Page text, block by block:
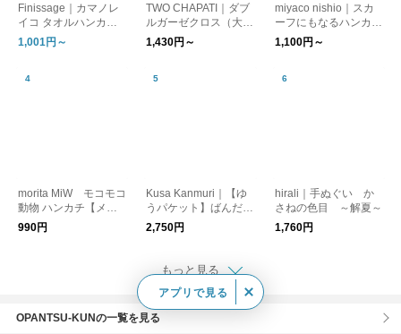
Finissage｜カマノレ
イコ タオルハンカチ
「ねこの暮らし。」
[ゆうパケット対応] ギ
1,001円～
TWO CHAPATI｜ダブ
ルガーゼクロス（大判
ハンカチ）【プレゼン
ト】【バレンタイン】
1,430円～
miyaco nishio｜スカ
ーフにもなるハンカチ
【日焼け対策】【はん
かち】【プレゼント】
1,100円～
morita MiW モコモコ
動物 ハンカチ【メー
ル便可】
990円
Kusa Kanmuri｜【ゆ
うパケット】ばんだ
な ハンカチ はんか
ち スカーフ プレゼ
ノ 鳥 チューリッ
プ 花 メール便
2,750円
hirali｜手ぬぐい か
さねの色目 ～解夏～
1,760円
もっと見る
OPANTSU-KUNの一覧を見る
アプリで見る